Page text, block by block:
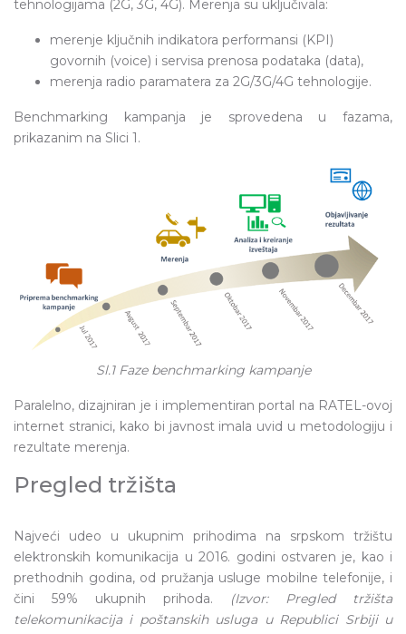
tehnologijama (2G, 3G, 4G). Merenja su uključivala:
merenje ključnih indikatora performansi (KPI)
govornih (voice) i servisa prenosa podataka (data),
merenja radio paramatera za 2G/3G/4G tehnologije.
Benchmarking kampanja je sprovedena u fazama,
prikazanim na Slici 1.
Sl.1 Faze benchmarking kampanje
Paralelno, dizajniran je i implementiran portal na RATEL-ovoj
internet stranici, kako bi javnost imala uvid u metodologiju i
rezultate merenja.
Pregled tržišta
Najveći udeo u ukupnim prihodima na srpskom tržištu
elektronskih komunikacija u 2016. godini ostvaren je, kao i
prethodnih godina, od pružanja usluge mobilne telefonije, i
čini 59% ukupnih prihoda.
(Izvor: Pregled tržišta
telekomunikacija i poštanskih usluga u Republici Srbiji u